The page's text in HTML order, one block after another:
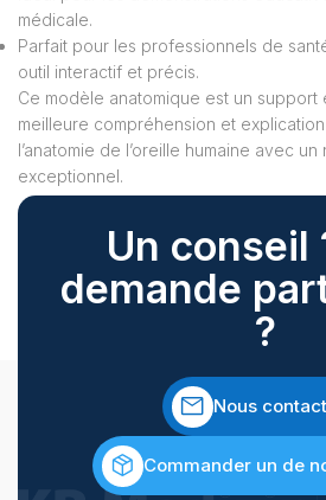
médicale.
Parfait pour les professionnels de
outil interactif et précis.
Ce modèle anatomique est un support
meilleure compréhension et
l’anatomie de l’oreille humaine avec
exceptionnel.
Un conseil
demande
?
Nous
Commander un de